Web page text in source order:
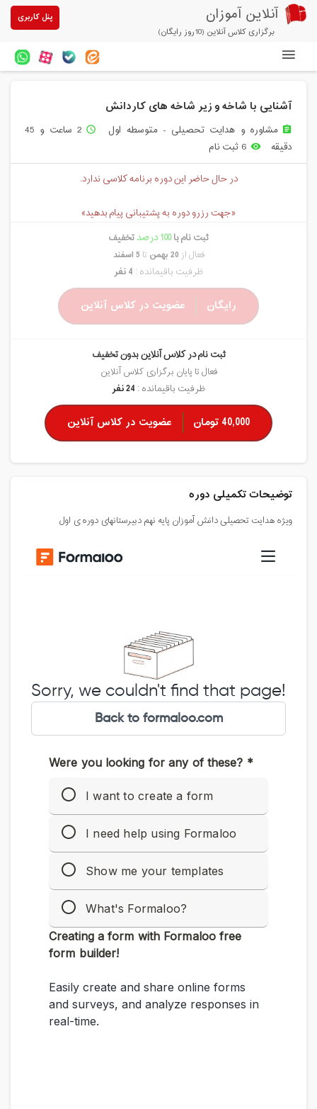
آنلاین آموزان
برگزاری کلاس آنلاین (10روز رایگان)
پنل کاربری
آزمون های آنلاین
درباره ما
آشنایی با شاخه و زیر شاخه های کاردانش
assignment مشاوره و هدایت تحصیلی - متوسطه اول access_time
2 ساعت و 45
دقیقه
remove_red_eye 6 ثبت نام
در حال حاضر این دوره برنامه کلاسی ندارد.
«جهت رزرو دوره به پشتیبانی پیام بدهید»
ثبت نام با100 درصد تخفیف
فعال از20 بهمن تا 5 اسفند
ظرفیت باقیمانده : 4 نفر
رایگان عضویت در کلاس آنلاین
ثبت نام در کلاس آنلاین بدون تخفیف
فعال تا پایان برگزاری کلاس آنلاین
ظرفیت باقیمانده : 24 نفر
40,000 تومان عضویت در کلاس آنلاین
توضیحات تکمیلی دوره
ویژه هدایت تحصیلی دانش آموزان پایه نهم دبیرستانهای دوره ی اول